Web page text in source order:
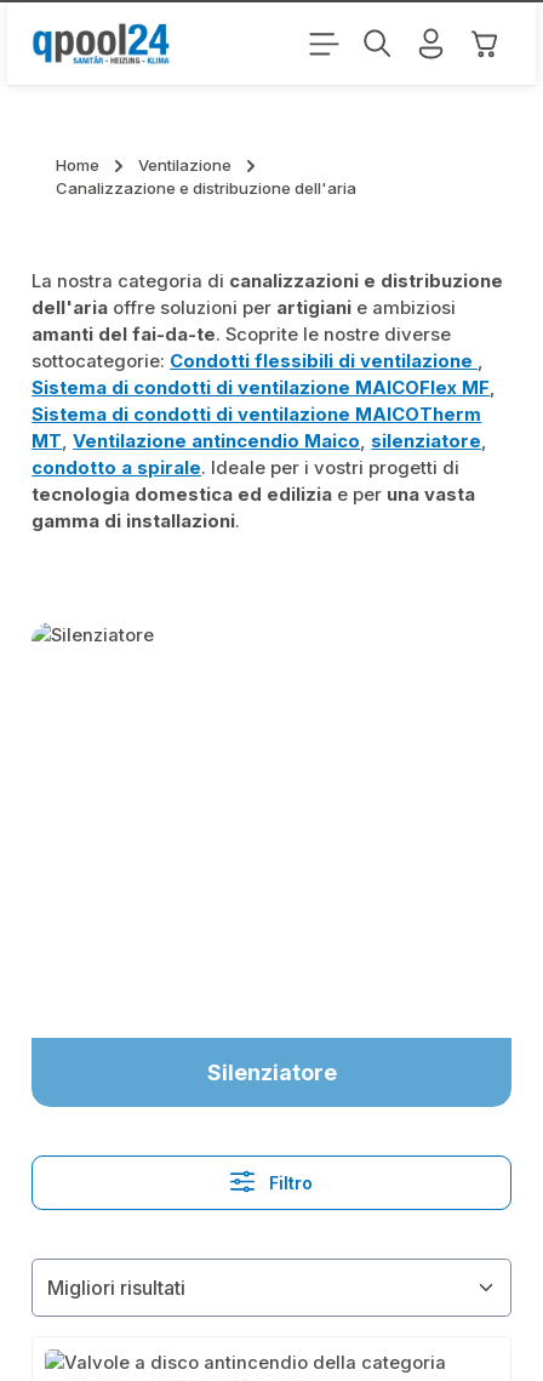
Passa al contenuto principale Il
Home
Ventilazione
Canalizzazione e distribuzione dell'aria
La nostra categoria di canalizzazioni e distribuzione
dell'aria offre soluzioni per artigiani e ambiziosi
amanti del fai-da-te. Scoprite le nostre diverse
sottocategorie: Condotti flessibili di ventilazione ,
Sistema di condotti di ventilazione MAICOFlex MF,
Sistema di condotti di ventilazione MAICOTherm
MT,Ventilazione antincendio Maico, silenziatore,
condotto a spirale. Ideale per i vostri progetti di
tecnologia domestica ed edilizia e per una vasta
gamma di installazioni.
Skip category gallery
Silenziatore
Filtro